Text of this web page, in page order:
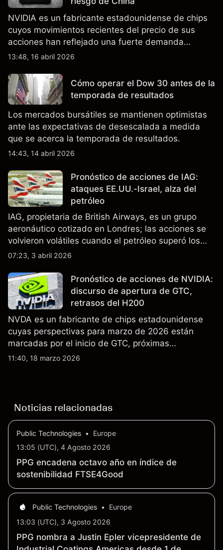
NVIDIA es un fabricante estadounidense de chips
cuyos movimientos recientes del precio de sus
acciones han reflejado una fuerte demanda
relacionada con la IA, ingresos trimestrales récord
de exportación de EE.UU. que afectan las ventas
en China.
13:48, 16 abril 2026
Cómo operar el Dow 30 antes de la
temporada de resultados
Los mercados bursátiles se mantienen optimistas
ante las expectativas de desescalada a medida
que se acerca la temporada de resultados.
14:43, 14 abril 2026
Pronóstico de acciones de IAG:
ataques EE.UU.-Israel, alza del
petróleo
IAG, propietaria de British Airways, es un grupo
aeronáutico cotizado en Londres; las acciones se
volvieron volátiles cuando el petróleo superó los
$105 y los cierres del espacio aéreo de Oriente
no es un indicador fiable de resultados futuros..
07:23, 3 abril 2026
Pronóstico de acciones de NVIDIA:
discurso de apertura de GTC,
retrasos del H200
NVDA es un fabricante de chips estadounidense
cuyas perspectivas para marzo de 2026 están
marcadas por el inicio de GTC, próximas
actualizaciones de productos y la incertidumbre
11:40, 18 marzo 2026
Noticias relacionadas
Public Technologies •
Europe
13:05 (UTC), 4 Agosto 2026
PPG encadena octavo año en índice de
sostenibilidad FTSE4Good
Public Technologies •
Europe
13:03 (UTC), 3 Agosto 2026
PPG nombra a Justin Epler vicepresidente de